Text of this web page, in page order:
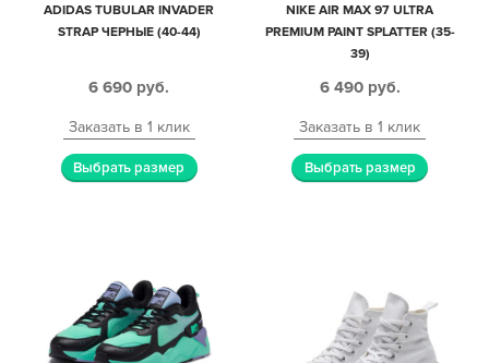
ADIDAS TUBULAR INVADER
STRAP ЧЕРНЫЕ (40-44)
6 690 руб.
Заказать в 1 клик
Выбрать размер
NIKE AIR MAX 97 ULTRA
PREMIUM PAINT SPLATTER (35-
39)
6 490 руб.
Заказать в 1 клик
Выбрать размер